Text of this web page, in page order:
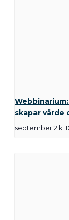
skapar värde
september 2 kl